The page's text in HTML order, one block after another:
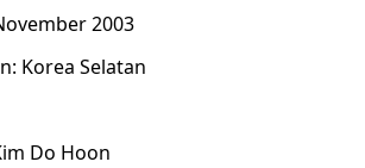
2003
Korea Selatan
Do Hoon